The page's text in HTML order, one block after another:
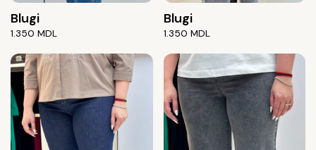
Blugi
1.350 MDL
Blugi
1.350 MDL